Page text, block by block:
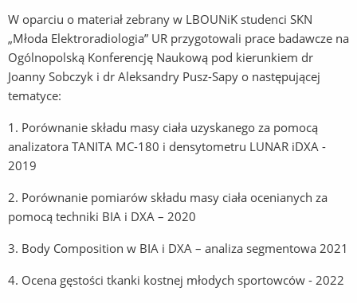
W oparciu o materiał zebrany w LBOUNiK studenci SKN
„Młoda Elektroradiologia” UR przygotowali prace badawcze na
Ogólnopolską Konferencję Naukową pod kierunkiem dr
Joanny Sobczyk i dr Aleksandry Pusz-Sapy o następującej
tematyce:
1. Porównanie składu masy ciała uzyskanego za pomocą
analizatora TANITA MC-180 i densytometru LUNAR iDXA -
2019
2. Porównanie pomiarów składu masy ciała ocenianych za
pomocą techniki BIA i DXA – 2020
3. Body Composition w BIA i DXA – analiza segmentowa 2021
4. Ocena gęstości tkanki kostnej młodych sportowców - 2022